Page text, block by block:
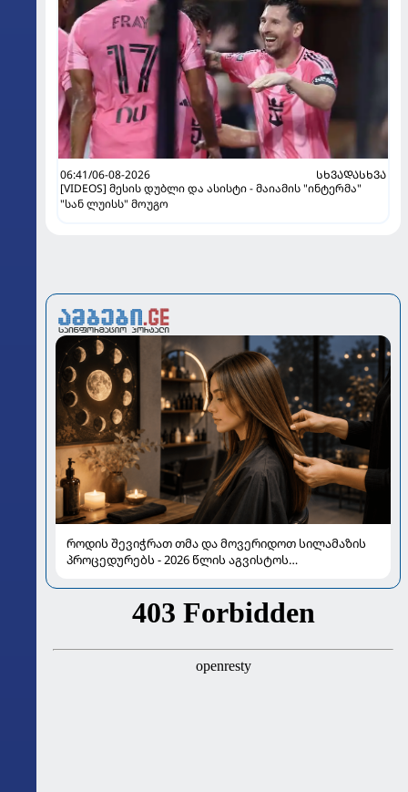
06:41/06-08-2026
ᲡᲮᲕᲐᲓᲐᲡᲮᲕᲐ
[VIDEOS] მესის დუბლი და ასისტი - მაიამის "ინტერმა"
"სან ლუისს" მოუგო
როდის შევიჭრათ თმა და მოვერიდოთ სილამაზის
პროცედურებს - 2026 წლის აგვისტოს